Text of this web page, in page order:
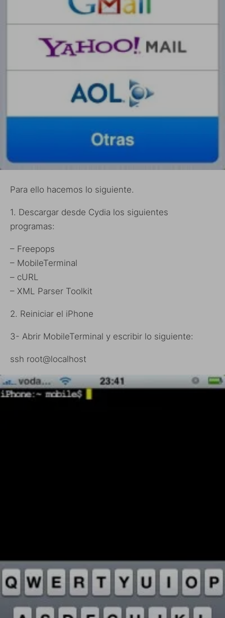
Para ello hacemos lo siguiente.
1. Descargar desde Cydia los siguientes
programas:
– Freepops
– MobileTerminal
– cURL
– XML Parser Toolkit
2. Reiniciar el iPhone
3- Abrir MobileTerminal y escribir lo siguiente:
ssh root@localhost